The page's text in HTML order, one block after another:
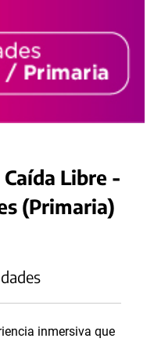
Libre -
(Primaria)
inmersiva que